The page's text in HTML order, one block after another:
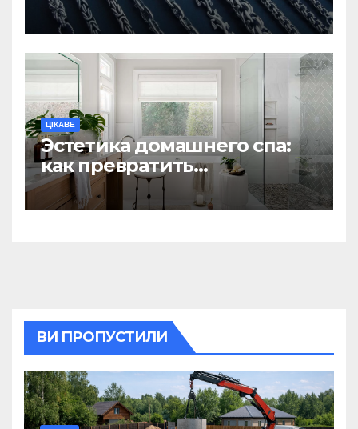
вважаються
найнадійнішими
ЦІКАВЕ
Эстетика домашнего спа:
как превратить
ежедневную гигиену в
восстанавливающий
ВИ ПРОПУСТИЛИ